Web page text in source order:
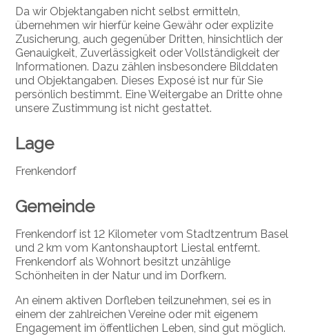
Da wir Objektangaben nicht selbst ermitteln,
übernehmen wir hierfür keine Gewähr oder explizite
Zusicherung, auch gegenüber Dritten, hinsichtlich der
Genauigkeit, Zuverlässigkeit oder Vollständigkeit der
Informationen. Dazu zählen insbesondere Bilddaten
und Objektangaben. Dieses Exposé ist nur für Sie
persönlich bestimmt. Eine Weitergabe an Dritte ohne
unsere Zustimmung ist nicht gestattet.
Lage
Frenkendorf
Gemeinde
Frenkendorf ist 12 Kilometer vom Stadtzentrum Basel
und 2 km vom Kantonshauptort Liestal entfernt.
Frenkendorf als Wohnort besitzt unzählige
Schönheiten in der Natur und im Dorfkern.
An einem aktiven Dorfleben teilzunehmen, sei es in
einem der zahlreichen Vereine oder mit eigenem
Engagement im öffentlichen Leben, sind gut möglich.